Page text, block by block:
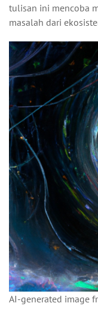
tulisan ini mencoba
masalah dari
AI-generated image